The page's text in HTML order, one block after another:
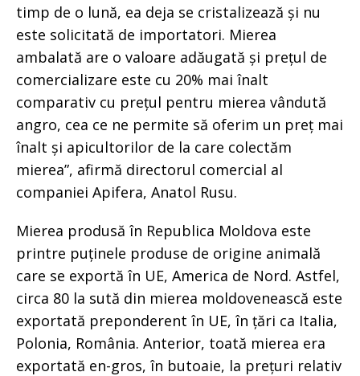
timp de o lună, ea deja se cristalizează și nu
este solicitată de importatori. Mierea
ambalată are o valoare adăugată și prețul de
comercializare este cu 20% mai înalt
comparativ cu prețul pentru mierea vândută
angro, cea ce ne permite să oferim un preț mai
înalt și apicultorilor de la care colectăm
mierea”, afirmă directorul comercial al
companiei Apifera, Anatol Rusu.
Mierea produsă în Republica Moldova este
printre puținele produse de origine animală
care se exportă în UE, America de Nord. Astfel,
circa 80 la sută din mierea moldovenească este
exportată preponderent în UE, în țări ca Italia,
Polonia, România. Anterior, toată mierea era
exportată en-gros, în butoaie, la prețuri relativ